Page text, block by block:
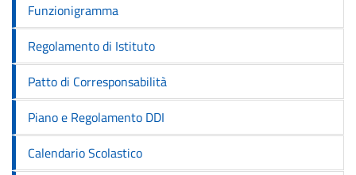
Funzionigramma
Regolamento di Istituto
Patto di Corresponsabilità
Piano e Regolamento DDI
Calendario Scolastico